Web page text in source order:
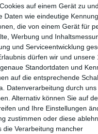
auf einem Gerät zu
Daten wie eindeutige
die von einem Gerät für
Werbung und
und Serviceentwicklung
dürfen wir und unsere
Standortdaten und
auf die entsprechende
Datenverarbeitung durch
Alternativ können Sie auf
und Ihre Einstellungen
zustimmen oder diese
die Verarbeitung mancher